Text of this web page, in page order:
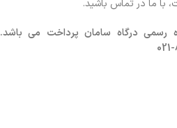
با ما در تماس باشید.
رسمی درگاه سامان پرداخت می باشد.